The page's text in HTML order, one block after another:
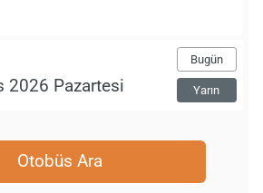
Bugün
Yarın
Otobüs Ara